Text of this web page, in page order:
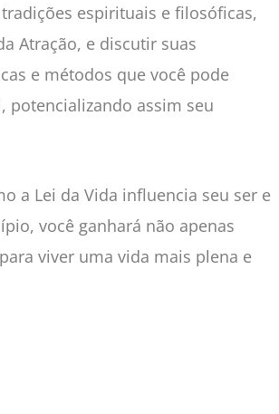
espirituais e filosóficas,
Atração, e discutir suas
e métodos que você pode
potencializando assim seu
a Lei da Vida influencia seu ser e
você ganhará não apenas
viver uma vida mais plena e